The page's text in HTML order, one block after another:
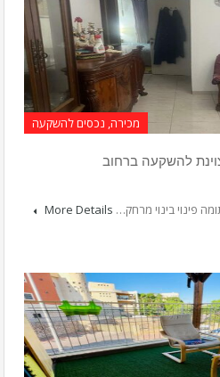
מכירה, נכסים להשקעה
4 חדרים מצוינת להשקעה ברחוב
פינוי בינוי מרחק… More Details